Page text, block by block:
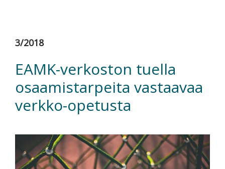
viestittää
tutkimus-,
kehittämis-
innovaatiotoiminnasta
ammattikorkeakoulutusta
koskevasta
tutkimuksesta
3/2018
EAMK-verkoston tuella
osaamistarpeita vastaavaa
verkko-opetusta